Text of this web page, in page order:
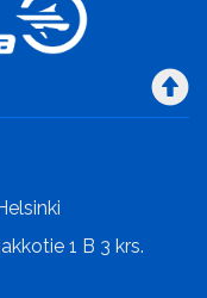
1 B 3 krs.